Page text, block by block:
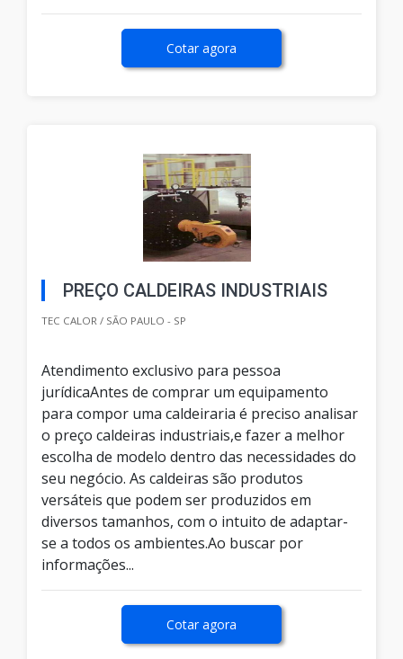
Cotar agora
PREÇO CALDEIRAS INDUSTRIAIS
TEC CALOR / SÃO PAULO - SP
Atendimento exclusivo para pessoa
jurídicaAntes de comprar um equipamento
para compor uma caldeiraria é preciso analisar
o preço caldeiras industriais,e fazer a melhor
escolha de modelo dentro das necessidades do
seu negócio. As caldeiras são produtos
versáteis que podem ser produzidos em
diversos tamanhos, com o intuito de adaptar-
se a todos os ambientes.Ao buscar por
informações...
Cotar agora